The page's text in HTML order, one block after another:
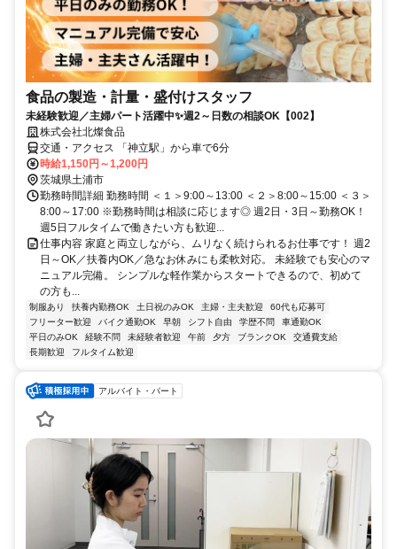
食品の製造・計量・盛付けスタッフ
未経験歓迎／主婦パート活躍中✨週2～日数の相談OK【002】
株式会社北燦食品
交通・アクセス 「神立駅」から車で6分
時給1,150円～1,200円
茨城県土浦市
勤務時間詳細 勤務時間 ＜１＞9:00～13:00 ＜２＞8:00～15:00 ＜３＞
8:00～17:00 ※勤務時間は相談に応じます◎ 週2日・3日～勤務OK！
週5日フルタイムで働きたい方も歓迎...
仕事内容 家庭と両立しながら、ムリなく続けられるお仕事です！ 週2
日～OK／扶養内OK／急なお休みにも柔軟対応。 未経験でも安心のマ
ニュアル完備。 シンプルな軽作業からスタートできるので、初めて
の方も...
制服あり 扶養内勤務OK 土日祝のみOK 主婦・主夫歓迎
60代も応募可
フリーター歓迎
バイク通勤OK 早朝 シフト自由 学歴不問
車通勤OK
平日のみOK
経験不問 未経験者歓迎 午前 夕方 ブランクOK
交通費支給
長期歓迎
フルタイム歓迎
アルバイト・パート